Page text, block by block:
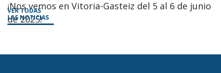
¡Nos vemos en Vitoria-Gasteiz del 5 al 6 de junio
de 2025!
VER TODAS
LAS NOTICIAS